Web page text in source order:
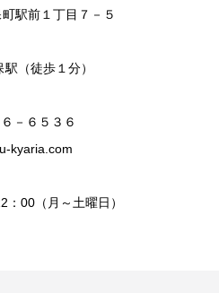
駅前１丁目７－５
（徒歩１分）
－６５３６
kyaria.com
00（月～土曜日）